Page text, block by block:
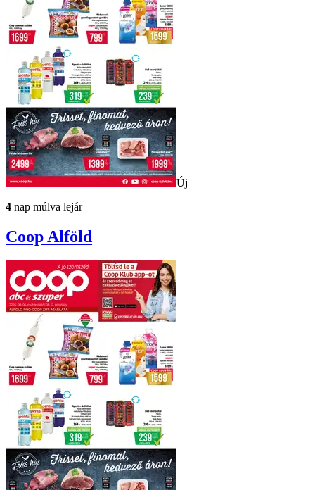
Új
4 nap múlva lejár
Coop Alföld